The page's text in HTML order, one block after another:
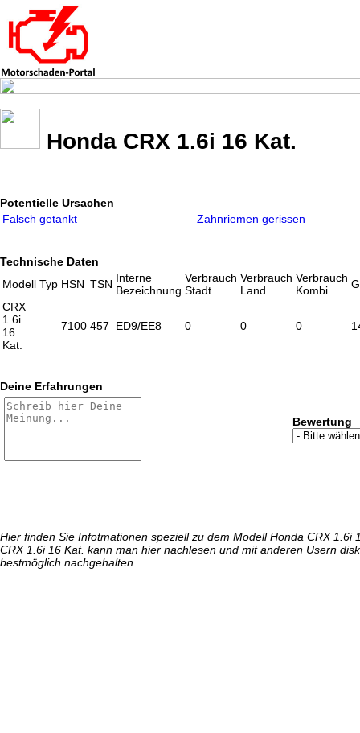
Honda CRX 1.6i 16 Kat.
Potentielle Ursachen
Falsch getankt
Zahnriemen gerissen
Technische Daten
Modell Typ HSN TSN Interne
Bezeichnung
Verbrauch
Stadt
Verbrauch
Land
Verbrauch
Kombi
CRX
1.6i
16
Kat.
7100 457 ED9/EE8 0 0 0
Deine Erfahrungen
Bewertung
Hier finden Sie Infotmationen speziell zu dem Modell Honda CRX
CRX 1.6i 16 Kat. kann man hier nachlesen und mit anderen Usern
bestmöglich nachgehalten.